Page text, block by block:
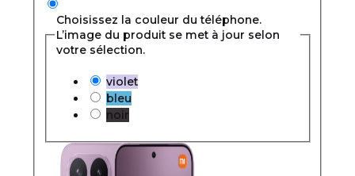
Choisissez la couleur du téléphone.
L’image du produit se met à jour selon
votre sélection.
violet
bleu
noir